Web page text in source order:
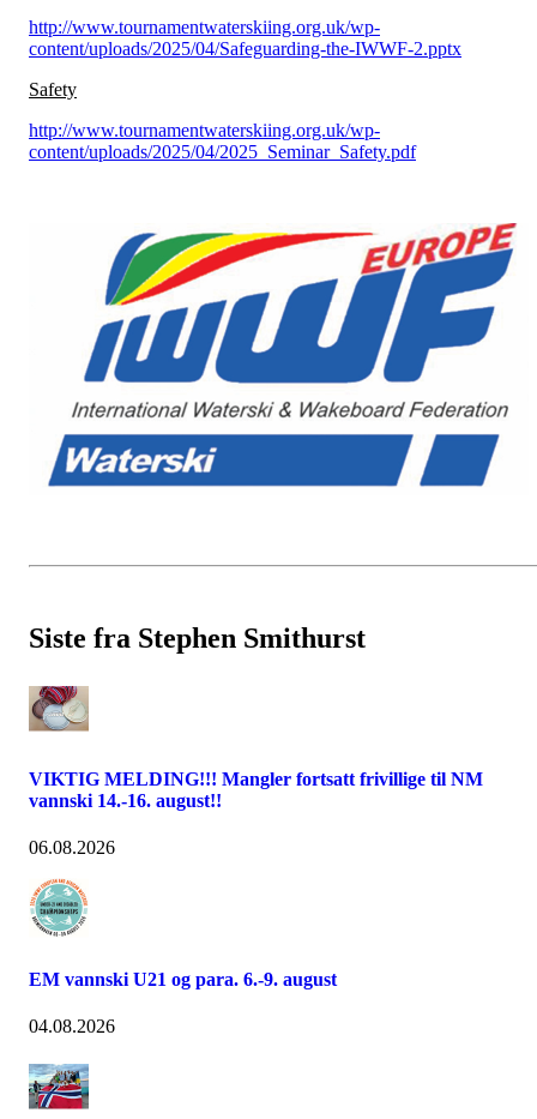
http://www.tournamentwaterskiing.org.uk/wp-
content/uploads/2025/04/Safeguarding-the-IWWF-2.pptx
Safety
http://www.tournamentwaterskiing.org.uk/wp-
content/uploads/2025/04/2025_Seminar_Safety.pdf
Siste fra Stephen Smithurst
VIKTIG MELDING!!! Mangler fortsatt frivillige til NM
vannski 14.-16. august!!
06.08.2026
EM vannski U21 og para. 6.-9. august
04.08.2026